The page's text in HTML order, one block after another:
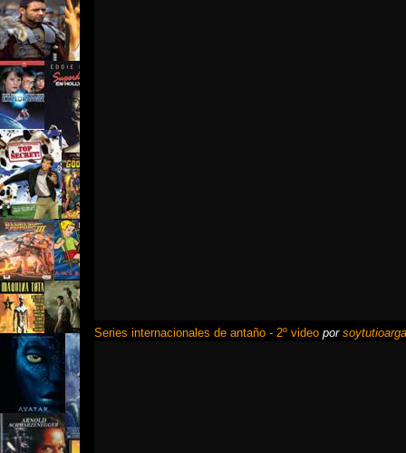
Series internacionales de antaño - 2º video por